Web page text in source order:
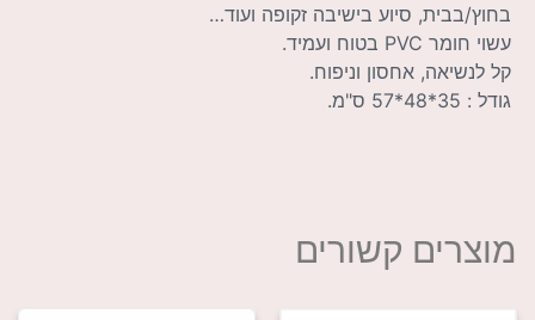
בחוץ/בבית, סיוע בישיבה זקופה ועוד…
עשוי חומר PVC בטוח ועמיד.
קל לנשיאה, אחסון וניפוח.
גודל : 35*48*57 ס"מ.
מוצרים קשורים